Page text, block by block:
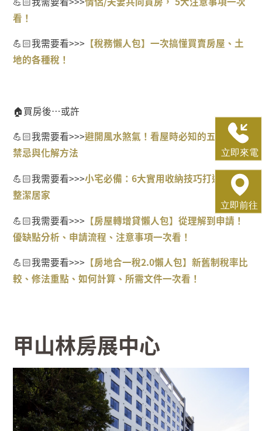
看！
💪🏻我需要看>>> 【稅務懶人包】一次搞懂買賣房屋、土
地的各種稅！
🏠買房後…或許
💪🏻我需要看>>>避開風水煞氣！看屋時必知的五大風水
禁忌與化解方法
💪🏻我需要看>>>小宅必備：6大實用收納技巧打造高效
整潔居家
💪🏻我需要看>>> 【房屋轉增貸懶人包】從理解到申請！
優缺點分析、申請流程、注意事項一次看！
💪🏻我需要看>>> 【房地合一稅2.0懶人包】新舊制稅率比
較、修法重點、如何計算、所需文件一次看！
甲山林房展中心